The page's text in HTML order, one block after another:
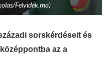
Felvidék.ma)
sorskérdéseit és
az a